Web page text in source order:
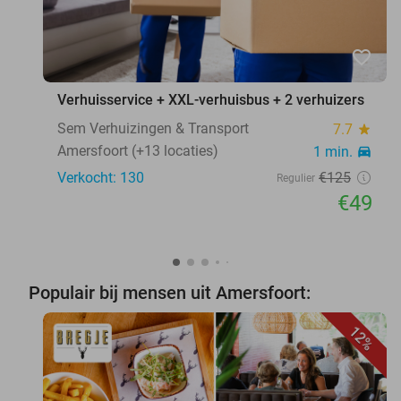
favorite_border
Verhuisservice + XXL-verhuisbus + 2 verhuizers
Sem Verhuizingen & Transport
7.7 star
Amersfoort (+13 locaties) 1 min. directions_car
Verkocht: 130 Regulier €125
€49
Populair bij mensen uit Amersfoort:
12%